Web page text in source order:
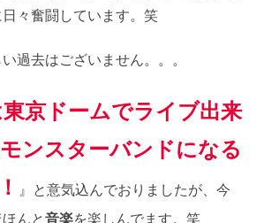
々奮闘しています。笑
過去はございません。。。
京ドームでライブ出来
ンスターバンドになる
』と意気込んでおりましたが、今
んと音楽を楽しんでます。笑